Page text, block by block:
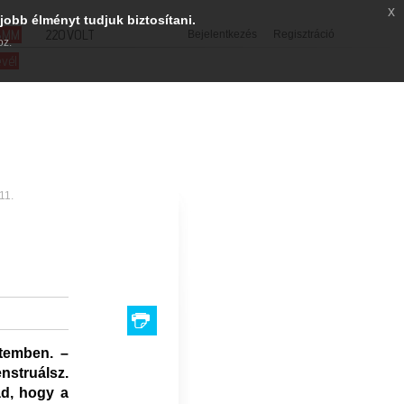
Bejelentkezés Regisztráció
220VOLT
–
hogy a
élményt tudjuk biztosítani.
x